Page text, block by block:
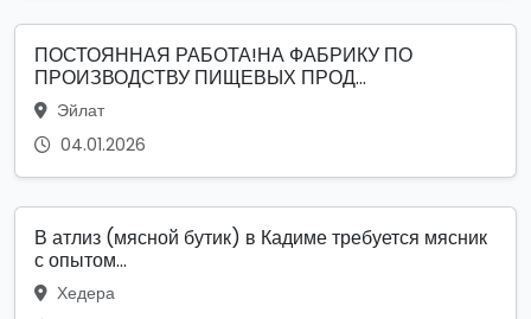
ПОСТОЯННАЯ РАБОТА!НА ФАБРИКУ ПО
ПРОИЗВОДСТВУ ПИЩЕВЫХ ПРОД...
Эйлат
04.01.2026
В атлиз (мясной бутик) в Кадиме требуется мясник
с опытом...
Хедера